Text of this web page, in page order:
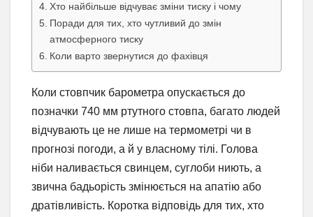
Хто найбільше відчуває зміни тиску і чому
Поради для тих, хто чутливий до змін
атмосферного тиску
Коли варто звернутися до фахівця
Коли стовпчик барометра опускається до
позначки 740 мм ртутного стовпа, багато людей
відчувають це не лише на термометрі чи в
прогнозі погоди, а й у власному тілі. Голова
ніби наливається свинцем, суглоби ниють, а
звична бадьорість змінюється на апатію або
дратівливість. Коротка відповідь для тих, хто